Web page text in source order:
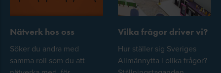
Nätverk hos oss
Söker du andra med
samma roll som du att
Vilka frågor driver vi?
Hur ställer sig Sveriges
Allmännytta i olika frågor?